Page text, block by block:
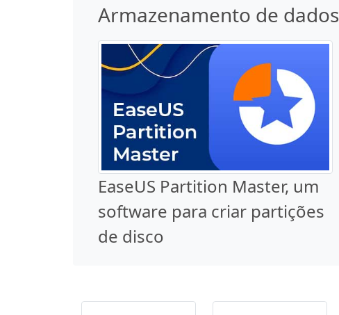
Armazenamento de dados
EaseUS Partition Master, um
software para criar partições
de disco